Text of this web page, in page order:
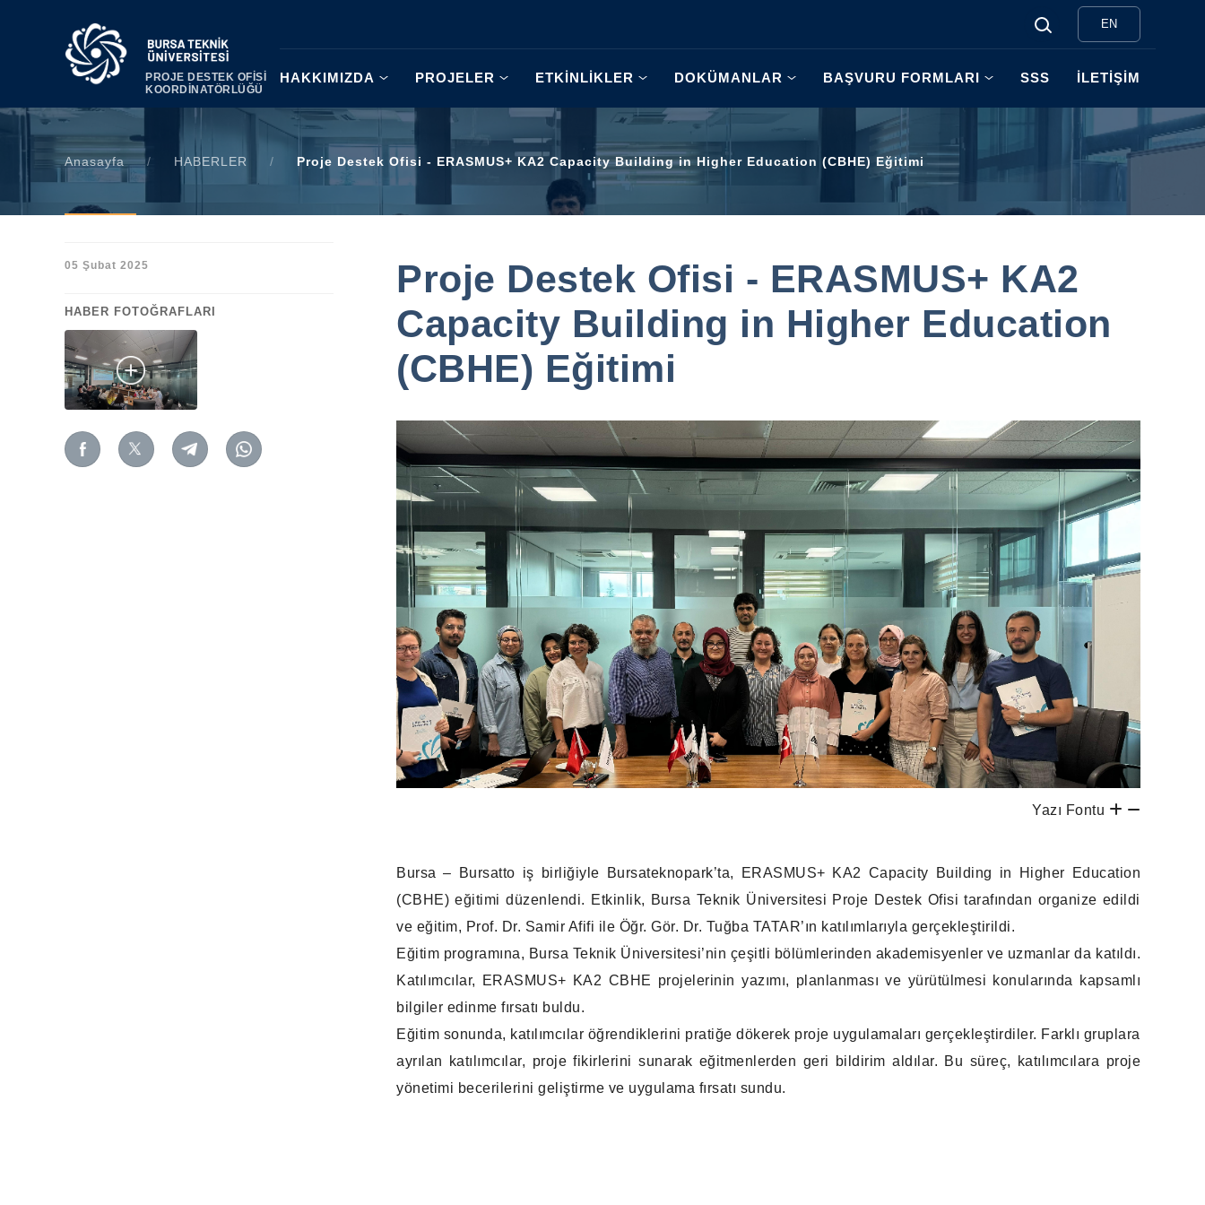
PROJE DESTEK OFİSİ
KOORDİNATÖRLÜĞÜ
EN
| HAKKIMIZDA PROJELER ETKİNLİKLER DOKÜMANLAR BAŞVURU FORMLARI SSS İLETİŞİM
Anasayfa / HABERLER / Proje Destek Ofisi - ERASMUS+ KA2 Capacity Building in Higher Education (CBHE) Eğitimi
Proje Destek Ofisi - ERASMUS+ KA2
Capacity Building in Higher Education
(CBHE) Eğitimi
Yazı Fontu
Bursa – Bursatto iş birliğiyle Bursateknopark’ta, ERASMUS+ KA2 Capacity Building in Higher Education
(CBHE) eğitimi düzenlendi. Etkinlik, Bursa Teknik Üniversitesi Proje Destek Ofisi tarafından organize edildi
ve eğitim, Prof. Dr. Samir Afifi ile Öğr. Gör. Dr. Tuğba TATAR’ın katılımlarıyla gerçekleştirildi.
Eğitim programına, Bursa Teknik Üniversitesi’nin çeşitli bölümlerinden akademisyenler ve uzmanlar da katıldı.
Katılımcılar, ERASMUS+ KA2 CBHE projelerinin yazımı, planlanması ve yürütülmesi konularında kapsamlı
bilgiler edinme fırsatı buldu.
Eğitim sonunda, katılımcılar öğrendiklerini pratiğe dökerek proje uygulamaları gerçekleştirdiler. Farklı gruplara
ayrılan katılımcılar, proje fikirlerini sunarak eğitmenlerden geri bildirim aldılar. Bu süreç, katılımcılara proje
yönetimi becerilerini geliştirme ve uygulama fırsatı sundu.
05 Şubat 2025
HABER FOTOĞRAFLARI